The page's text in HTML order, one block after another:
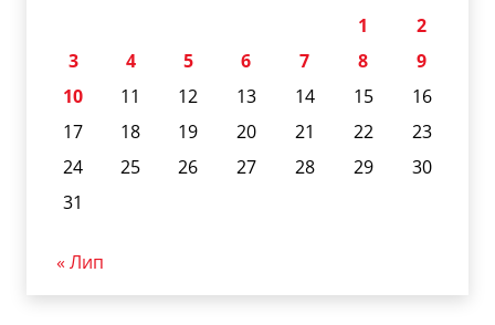
1
2
3
4 5 6 7 8
9
10
11 12 13 14 15
16
17
18 19 20 21 22
23
24
25 26 27 28 29
30
31
« Лип